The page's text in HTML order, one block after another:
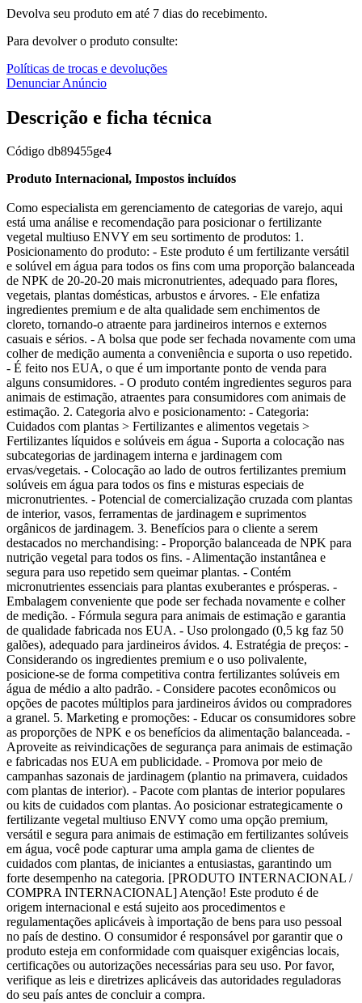
Devolva seu produto em até 7 dias do recebimento.
Para devolver o produto consulte:
Políticas de trocas e devoluções
Denunciar Anúncio
Descrição e ficha técnica
Código db89455ge4
Produto Internacional, Impostos incluídos
Como especialista em gerenciamento de categorias de varejo, aqui
está uma análise e recomendação para posicionar o fertilizante
vegetal multiuso ENVY em seu sortimento de produtos: 1.
Posicionamento do produto: - Este produto é um fertilizante versátil
e solúvel em água para todos os fins com uma proporção balanceada
de NPK de 20-20-20 mais micronutrientes, adequado para flores,
vegetais, plantas domésticas, arbustos e árvores. - Ele enfatiza
ingredientes premium e de alta qualidade sem enchimentos de
cloreto, tornando-o atraente para jardineiros internos e externos
casuais e sérios. - A bolsa que pode ser fechada novamente com uma
colher de medição aumenta a conveniência e suporta o uso repetido.
- É feito nos EUA, o que é um importante ponto de venda para
alguns consumidores. - O produto contém ingredientes seguros para
animais de estimação, atraentes para consumidores com animais de
estimação. 2. Categoria alvo e posicionamento: - Categoria:
Cuidados com plantas > Fertilizantes e alimentos vegetais >
Fertilizantes líquidos e solúveis em água - Suporta a colocação nas
subcategorias de jardinagem interna e jardinagem com
ervas/vegetais. - Colocação ao lado de outros fertilizantes premium
solúveis em água para todos os fins e misturas especiais de
micronutrientes. - Potencial de comercialização cruzada com plantas
de interior, vasos, ferramentas de jardinagem e suprimentos
orgânicos de jardinagem. 3. Benefícios para o cliente a serem
destacados no merchandising: - Proporção balanceada de NPK para
nutrição vegetal para todos os fins. - Alimentação instantânea e
segura para uso repetido sem queimar plantas. - Contém
micronutrientes essenciais para plantas exuberantes e prósperas. -
Embalagem conveniente que pode ser fechada novamente e colher
de medição. - Fórmula segura para animais de estimação e garantia
de qualidade fabricada nos EUA. - Uso prolongado (0,5 kg faz 50
galões), adequado para jardineiros ávidos. 4. Estratégia de preços: -
Considerando os ingredientes premium e o uso polivalente,
posicione-se de forma competitiva contra fertilizantes solúveis em
água de médio a alto padrão. - Considere pacotes econômicos ou
opções de pacotes múltiplos para jardineiros ávidos ou compradores
a granel. 5. Marketing e promoções: - Educar os consumidores sobre
as proporções de NPK e os benefícios da alimentação balanceada. -
Aproveite as reivindicações de segurança para animais de estimação
e fabricadas nos EUA em publicidade. - Promova por meio de
campanhas sazonais de jardinagem (plantio na primavera, cuidados
com plantas de interior). - Pacote com plantas de interior populares
ou kits de cuidados com plantas. Ao posicionar estrategicamente o
fertilizante vegetal multiuso ENVY como uma opção premium,
versátil e segura para animais de estimação em fertilizantes solúveis
em água, você pode capturar uma ampla gama de clientes de
cuidados com plantas, de iniciantes a entusiastas, garantindo um
forte desempenho na categoria. [PRODUTO INTERNACIONAL /
COMPRA INTERNACIONAL] Atenção! Este produto é de
origem internacional e está sujeito aos procedimentos e
regulamentações aplicáveis à importação de bens para uso pessoal
no país de destino. O consumidor é responsável por garantir que o
produto esteja em conformidade com quaisquer exigências locais,
certificações ou autorizações necessárias para seu uso. Por favor,
verifique as leis e diretrizes aplicáveis das autoridades reguladoras
do seu país antes de concluir a compra.